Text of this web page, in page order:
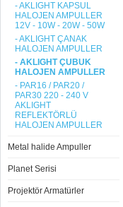
- AKLIGHT KAPSUL
HALOJEN AMPULLER
12V - 10W - 20W - 50W
- AKLIGHT ÇANAK
HALOJEN AMPULLER
- AKLIGHT ÇUBUK
HALOJEN AMPULLER
- PAR16 / PAR20 /
PAR30 220 - 240 V
AKLIGHT
REFLEKTÖRLÜ
HALOJEN AMPULLER
Metal halide Ampuller
Planet Serisi
Projektör Armatürler